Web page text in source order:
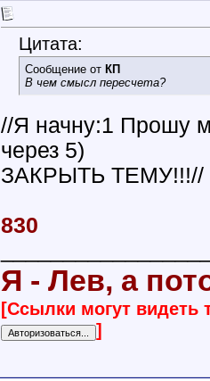
Цитата:
Сообщение от КП
В чем смысл пересчета?
//Я начну:1 Прошу
через 5)
ЗАКРЫТЬ ТЕМУ!!!// -
830
Я - Лев, а
[Ссылки могут видеть
]